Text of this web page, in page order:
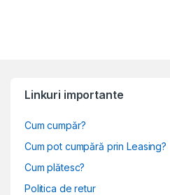
Linkuri importante
Cum cumpăr?
Cum pot cumpără prin Leasing?
Cum plătesc?
Politica de retur